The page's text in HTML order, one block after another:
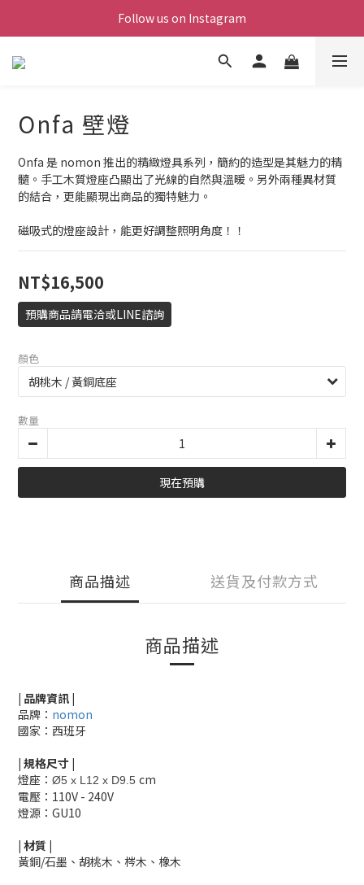
Follow us on Instagram
Onfa 壁燈
Onfa 是 nomon 推出的精緻燈具系列，簡約的造型是其魅力的精
髓。手工木質燈座凸顯出了光線的自然與溫暖。另外兩種異材質
的結合，更能顯現出商品的獨特魅力。
磁吸式的燈座設計，能更好調整照明角度！！
NT$16,500
預購商品請電洽或LINE諮詢
顏色
數量
現在預購
商品描述 送貨及付款方式
商品描述
| 品牌資訊 |
品牌： nomon
國家：西班牙
| 規格尺寸 |
燈座： Ø5 x L12 x D9.5 cm
電壓：110V - 240V
燈源：GU10
| 材質 |
黃銅/石墨、胡桃木、梣木、橡木